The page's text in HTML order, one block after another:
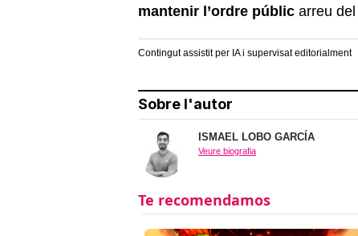
mantenir l’ordre públic arreu
Contingut assistit per IA i supervisat editorialment
Sobre l'autor
ISMAEL LOBO GARCÍA
Veure biografia